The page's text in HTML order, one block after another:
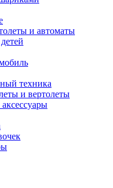
и автоматы
техника
и вертолеты